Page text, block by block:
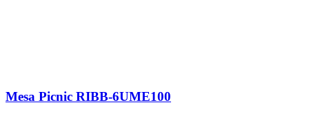
Mesa Picnic RIBB-6UME100